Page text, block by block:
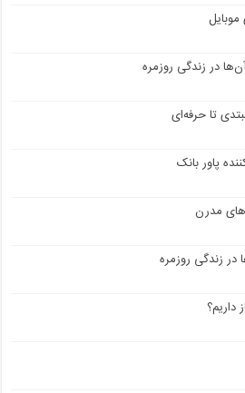
در زندگی روزمره
تا حرفه‌ای
پاور بانک
مدرن
در زندگی روزمره
داریم؟